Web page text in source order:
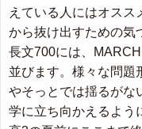
えている人にはオス
から抜け出すための気
長文700には、
並びます。様々な問題
やそっとでは揺るがな
学に立ち向かえるよう